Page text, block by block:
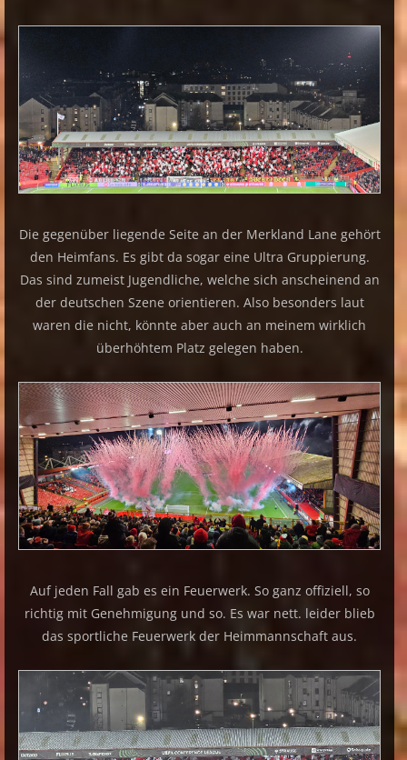
Die gegenüber liegende Seite an der Merkland Lane gehört
den Heimfans. Es gibt da sogar eine Ultra Gruppierung.
Das sind zumeist Jugendliche, welche sich anscheinend an
der deutschen Szene orientieren. Also besonders laut
waren die nicht, könnte aber auch an meinem wirklich
überhöhtem Platz gelegen haben.
Auf jeden Fall gab es ein Feuerwerk. So ganz offiziell, so
richtig mit Genehmigung und so. Es war nett. leider blieb
das sportliche Feuerwerk der Heimmannschaft aus.